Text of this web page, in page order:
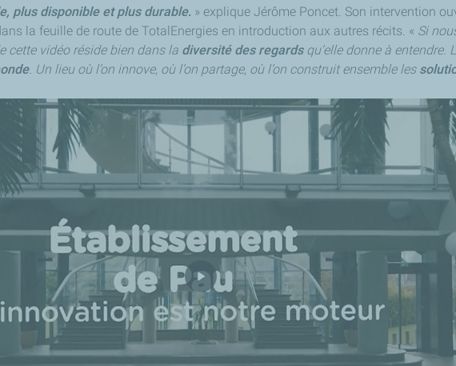
plus disponible et plus durable. » explique Jérôme Poncet. Son intervention
la feuille de route de TotalEnergies en introduction aux autres récits. « Si
cette vidéo réside bien dans la diversité des regardsqu’elle donne à entendre.
. Un lieu où l’on innove, où l’on partage, où l’on construit ensemble les